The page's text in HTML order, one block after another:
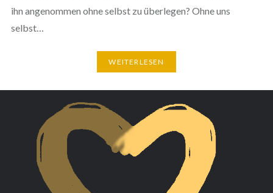
ihn angenommen ohne selbst zu überlegen? Ohne uns
selbst…
WEITERLESEN